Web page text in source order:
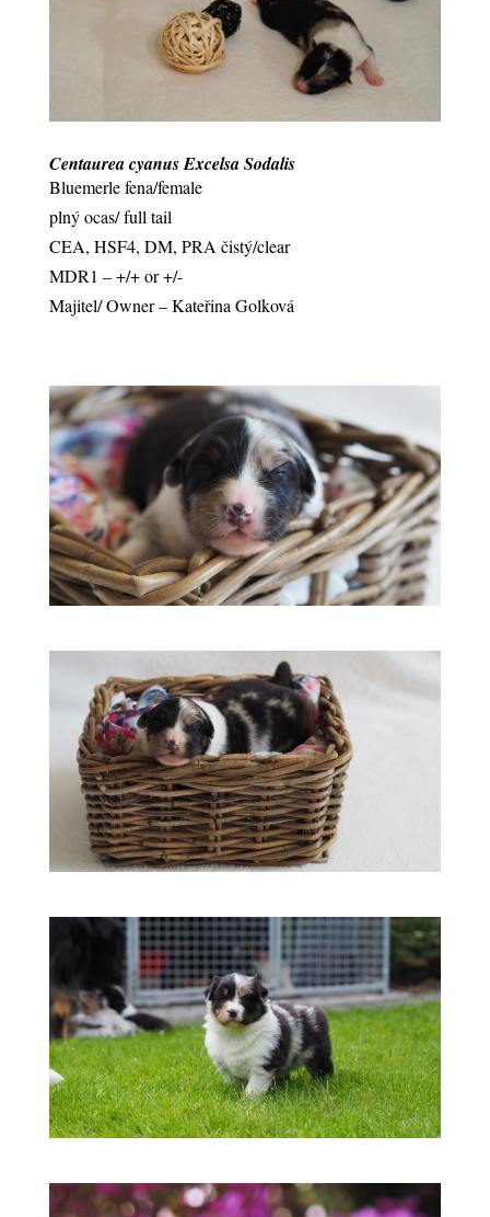
Centaurea cyanus Excelsa Sodalis
Bluemerle fena/female
plný ocas/ full tail
CEA, HSF4, DM, PRA čistý/clear
MDR1 – +/+ or +/-
Majitel/ Owner – Kateřina Golková